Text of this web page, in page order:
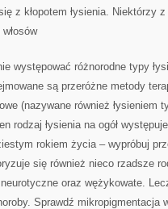
z kłopotem łysienia. Niektórzy
występować różnorodne typy
są przeróżne metody
(nazywane również łysieniem
rodzaj łysienia na ogół
rokiem życia – wypróbuj
się również nieco rzadsze
oraz wężykowate.
Sprawdź mikropigmentacja